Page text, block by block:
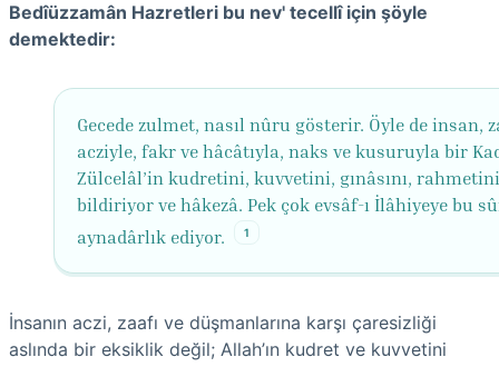
Bedîüzzamân Hazretleri bu nev' tecellî için şöyle
demektedir:
Gecede zulmet, nasıl nûru gösterir. Öyle de insan,
acziyle, fakr ve hâcâtıyla, naks ve kusuruyla bir
Zülcelâl’in kudretini, kuvvetini, gınâsını, rahmetini
bildiriyor ve hâkezâ. Pek çok evsâf-ı İlâhiyeye bu
aynadârlık ediyor.
1
İnsanın aczi, zaafı ve düşmanlarına karşı çaresizliği
aslında bir eksiklik değil; Allah’ın kudret ve kuvvetini